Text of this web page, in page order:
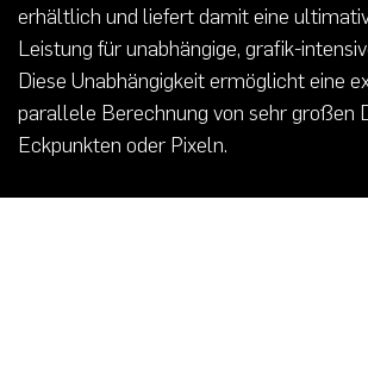
erhältlich und liefert damit eine
Leistung für unabhängige, grafik-
Diese Unabhängigkeit ermöglicht eine
parallele Berechnung von sehr großen
Eckpunkten oder Pixeln.